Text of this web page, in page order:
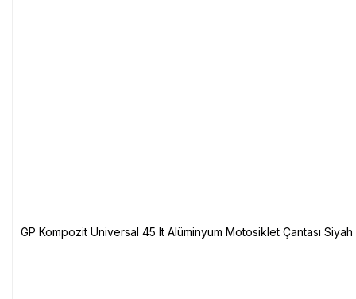
GP Kompozit Universal 45 lt Alüminyum Motosiklet Çantası Siyah